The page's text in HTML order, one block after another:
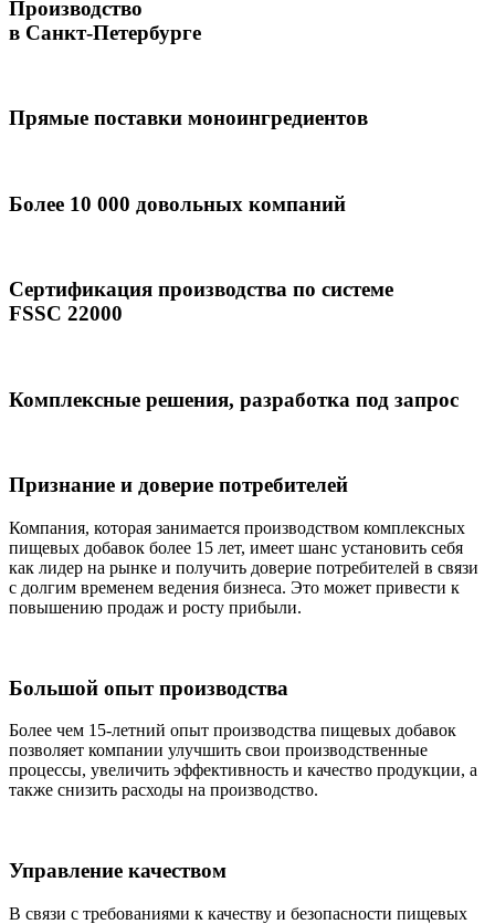
Производство
в Санкт-Петербурге
Прямые поставки моноингредиентов
Более 10 000 довольных компаний
Сертификация производства по системе
FSSC 22000
Комплексные решения, разработка под запрос
Признание и доверие потребителей
Компания, которая занимается производством комплексных
пищевых добавок более 15 лет, имеет шанс установить себя
как лидер на рынке и получить доверие потребителей в связи
с долгим временем ведения бизнеса. Это может привести к
повышению продаж и росту прибыли.
Большой опыт производства
Более чем 15-летний опыт производства пищевых добавок
позволяет компании улучшить свои производственные
процессы, увеличить эффективность и качество продукции, а
также снизить расходы на производство.
Управление качеством
В связи с требованиями к качеству и безопасности пищевых